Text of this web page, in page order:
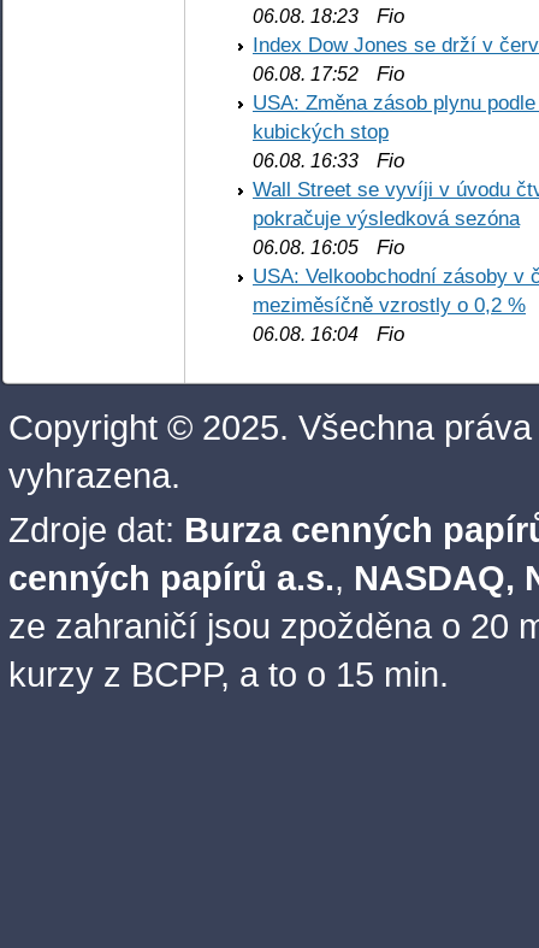
06.08. 18:23 Fio
Index Dow Jones se drží v
06.08. 17:52 Fio
USA: Změna zásob plynu
kubických stop
06.08. 16:33 Fio
Wall Street se vyvíji v úvodu
pokračuje výsledková sezóna
06.08. 16:05 Fio
USA: Velkoobchodní zásoby v
meziměsíčně vzrostly o 0,2 %
06.08. 16:04 Fio
Copyright © 2025. Všechna práva
vyhrazena.
Zdroje dat: Burza cenných
cenných papírů a.s., NASDAQ,
ze zahraničí jsou zpožděna o 20
kurzy z BCPP, a to o 15 min.